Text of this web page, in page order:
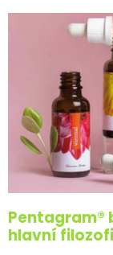
Pentagram®
hlavní